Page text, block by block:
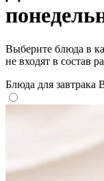
Выберите блюда в
не входят в состав
Блюда для завтрака